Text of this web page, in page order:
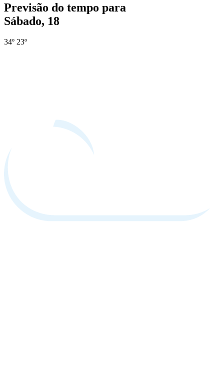
Previsão do tempo para
Sábado, 18
34º 23º